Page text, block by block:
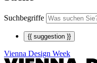
Suchbegriffe
{{ suggestion }}
Vienna Design Week